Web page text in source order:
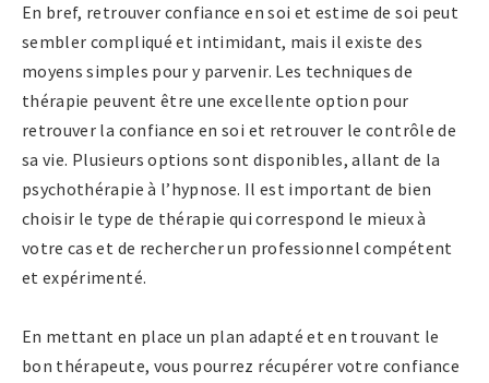
En bref, retrouver confiance en soi et estime de soi peut
sembler compliqué et intimidant, mais il existe des
moyens simples pour y parvenir. Les techniques de
thérapie peuvent être une excellente option pour
retrouver la confiance en soi et retrouver le contrôle de
sa vie. Plusieurs options sont disponibles, allant de la
psychothérapie à l’hypnose. Il est important de bien
choisir le type de thérapie qui correspond le mieux à
votre cas et de rechercher un professionnel compétent
et expérimenté.
En mettant en place un plan adapté et en trouvant le
bon thérapeute, vous pourrez récupérer votre confiance